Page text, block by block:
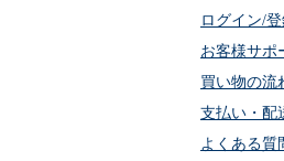
ログイン/
お客様サポ
買い物の流
支払い・配
よくある質